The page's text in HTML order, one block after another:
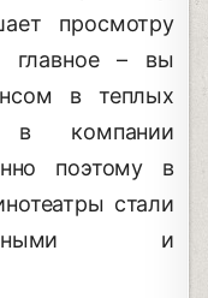
просмотру
главное – вы
в теплых
в компании
поэтому в
стали
и